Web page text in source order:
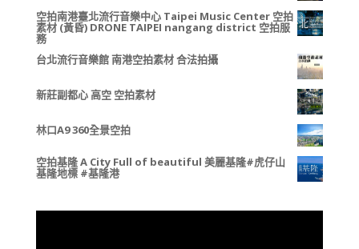
空拍南港臺北流行音樂中心 Taipei Music Center 空拍
素材 (黃昏) DRONE TAIPEI nangang district 空拍服
務
台北流行音樂館 南港空拍素材 合法拍攝
新莊副都心 高空 空拍素材
林口A9 360全景空拍
空拍基隆 A City Full of beautiful 美麗基隆#虎仔山
基隆地標 #基隆港